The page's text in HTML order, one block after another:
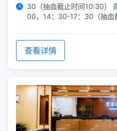
30（抽血截止时间10:30）
00，14：30-17：30（抽血
查看详情